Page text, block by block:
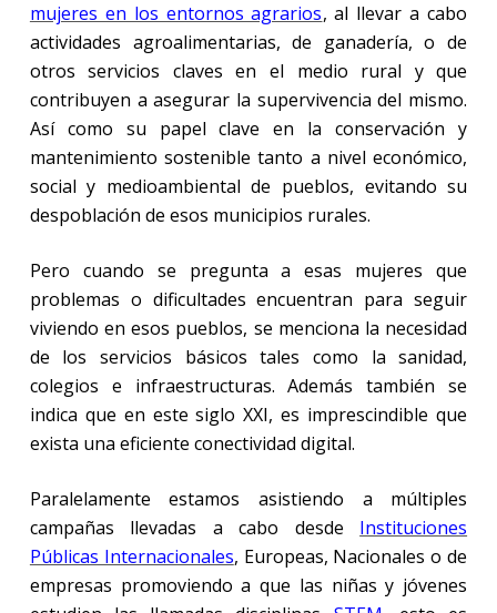
mujeres en los entornos agrarios, al llevar a cabo
actividades agroalimentarias, de ganadería, o de
otros servicios claves en el medio rural y que
contribuyen a asegurar la supervivencia del mismo.
Así como su papel clave en la conservación y
mantenimiento sostenible tanto a nivel económico,
social y medioambiental de pueblos, evitando su
despoblación de esos municipios rurales.
Pero cuando se pregunta a esas mujeres que
problemas o dificultades encuentran para seguir
viviendo en esos pueblos, se menciona la necesidad
de los servicios básicos tales como la sanidad,
colegios e infraestructuras. Además también se
indica que en este siglo XXI, es imprescindible que
exista una eficiente conectividad digital.
Paralelamente estamos asistiendo a múltiples
campañas llevadas a cabo desde Instituciones
Públicas Internacionales, Europeas, Nacionales o de
empresas promoviendo a que las niñas y jóvenes